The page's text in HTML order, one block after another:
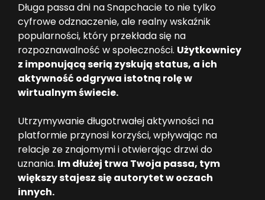
Długa passa dni na Snapchacie to nie tylko
cyfrowe odznaczenie, ale realny wskaźnik
popularności, który przekłada się na
rozpoznawalność w społeczności. Użytkownicy
z imponującą serią zyskują status, a ich
aktywność odgrywa istotną rolę w
wirtualnym świecie.
Utrzymywanie długotrwałej aktywności na
platformie przynosi korzyści, wpływając na
relacje ze znajomymi i otwierając drzwi do
uznania. Im dłużej trwa Twoja passa, tym
większy stajesz się autorytet w oczach
innych.